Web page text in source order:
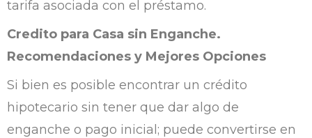
tarifa asociada con el préstamo.
Credito para Casa sin Enganche.
Recomendaciones y Mejores Opciones
Si bien es posible encontrar un crédito
hipotecario sin tener que dar algo de
enganche o pago inicial; puede convertirse en